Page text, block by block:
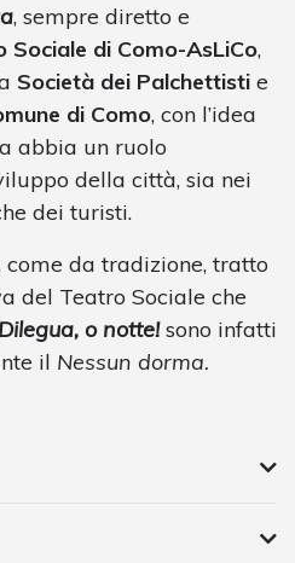
, sempre diretto e
Sociale di Como-AsLiCo,
Società dei Palchettisti e
di Como, con l’idea
abbia un ruolo
della città, sia nei
dei turisti.
come da tradizione, tratto
del Teatro Sociale che
Dilegua, o notte!sono infatti
il Nessun dorma.